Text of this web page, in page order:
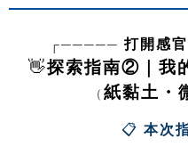
┌───── 打開感
👋
（ 紙黏土・
📋 本次